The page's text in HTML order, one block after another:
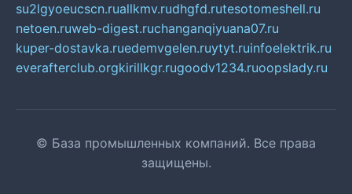
su2lgyoeucscn.ruallkmv.rudhgfd.rutesotomeshell.ru
netoen.ruweb-digest.ruchanganqiyuana07.ru
kuper-dostavka.ruedemvgelen.ruytyt.ruinfoelektrik.ru
everafterclub.orgkirillkgr.rugoodv1234.ruoopslady.ru
© База промышленных компаний. Все права
защищены.